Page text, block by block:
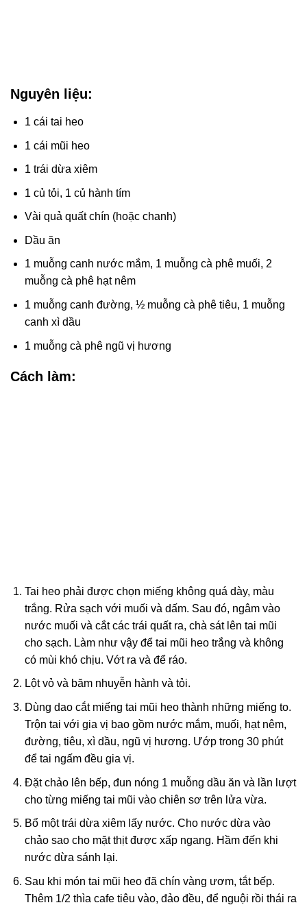
Nguyên liệu:
1 cái tai heo
1 cái mũi heo
1 trái dừa xiêm
1 củ tỏi, 1 củ hành tím
Vài quả quất chín (hoặc chanh)
Dầu ăn
1 muỗng canh nước mắm, 1 muỗng cà phê muối, 2
muỗng cà phê hạt nêm
1 muỗng canh đường, ½ muỗng cà phê tiêu, 1 muỗng
canh xì dầu
1 muỗng cà phê ngũ vị hương
Cách làm:
Tai heo phải được chọn miếng không quá dày, màu
trắng. Rửa sạch với muối và dấm. Sau đó, ngâm vào
nước muối và cắt các trái quất ra, chà sát lên tai mũi
cho sạch. Làm như vậy để tai mũi heo trắng và không
có mùi khó chịu. Vớt ra và để ráo.
Lột vỏ và băm nhuyễn hành và tỏi.
Dùng dao cắt miếng tai mũi heo thành những miếng to.
Trộn tai với gia vị bao gồm nước mắm, muối, hạt nêm,
đường, tiêu, xì dầu, ngũ vị hương. Ướp trong 30 phút
để tai ngấm đều gia vị.
Đặt chảo lên bếp, đun nóng 1 muỗng dầu ăn và lần lượt
cho từng miếng tai mũi vào chiên sơ trên lửa vừa.
Bổ một trái dừa xiêm lấy nước. Cho nước dừa vào
chảo sao cho mặt thịt được xấp ngang. Hầm đến khi
nước dừa sánh lại.
Sau khi món tai mũi heo đã chín vàng ươm, tắt bếp.
Thêm 1/2 thìa cafe tiêu vào, đảo đều, để nguội rồi thái ra